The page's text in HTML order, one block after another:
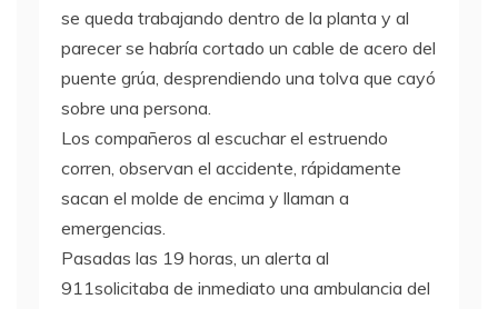
se queda trabajando dentro de la planta y al
parecer se habría cortado un cable de acero del
puente grúa, desprendiendo una tolva que cayó
sobre una persona.
Los compañeros al escuchar el estruendo
corren, observan el accidente, rápidamente
sacan el molde de encima y llaman a
emergencias.
Pasadas las 19 horas, un alerta al
911solicitaba de inmediato una ambulancia del